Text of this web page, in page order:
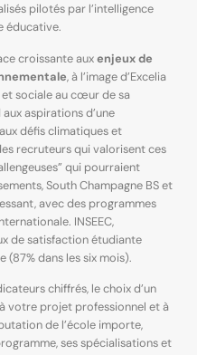
pilotés par l’intelligence
éducative.
croissante auxenjeux de
, à l’image d’Excelia
sociale au cœur de sa
aspirations d’une
défis climatiques et
recruteurs qui valorisent ces
qui pourraient
South Champagne BS et
avec des programmes
INSEEC,
de satisfaction étudiante
(87% dans les six mois).
chiffrés, le choix d’un
votre projet professionnel et à
de l’école importe,
ses spécialisations et